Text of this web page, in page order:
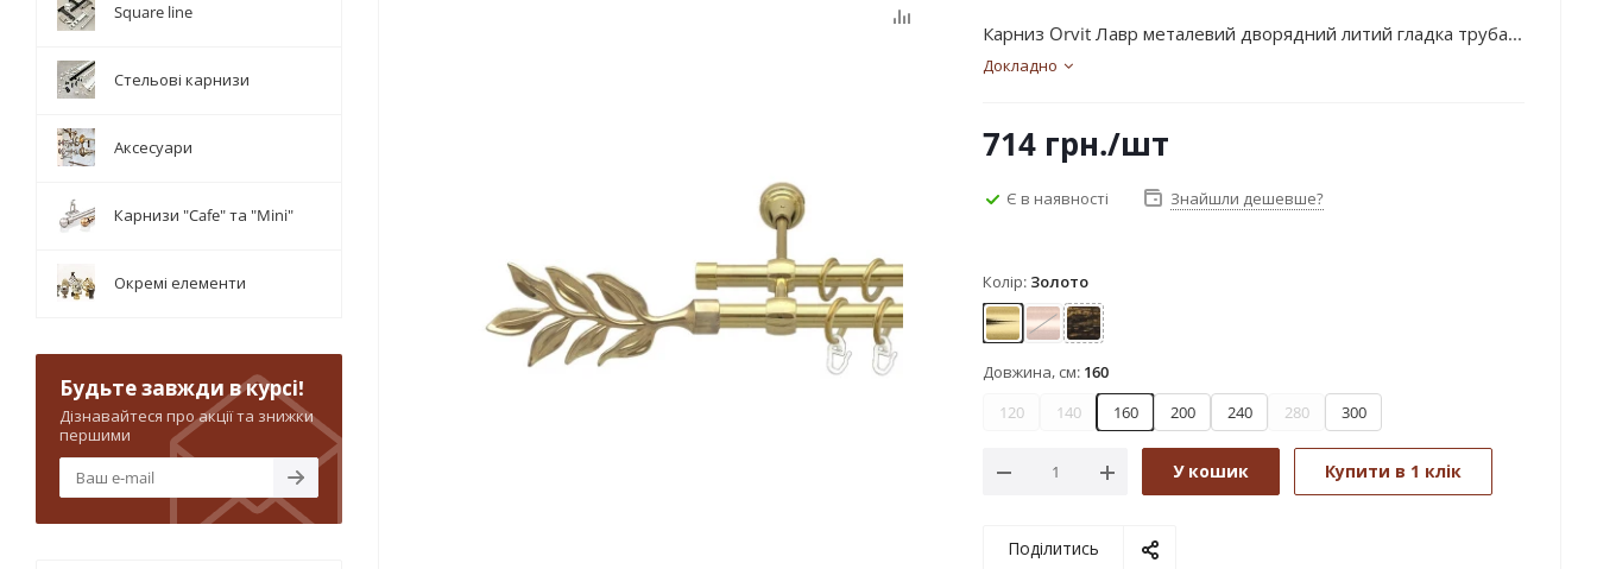
Карниз Orvit Лавр металевий дворядний литий гладка труба...
Докладно
714 грн./шт
Є в наявності Знайшли дешевше?
Колір: Золото
ЗолотоМідьЧорне золото
Довжина, см: 160
120
140 160 200 240 280 300
У кошик Купити в 1 клік
Поділитись
Square line
Стельові карнизи
Аксесуари
Карнизи "Cafe" та "Mini"
Окремі елементи
Будьте завжди в курсі!
Дізнавайтеся про акції та знижки
першими